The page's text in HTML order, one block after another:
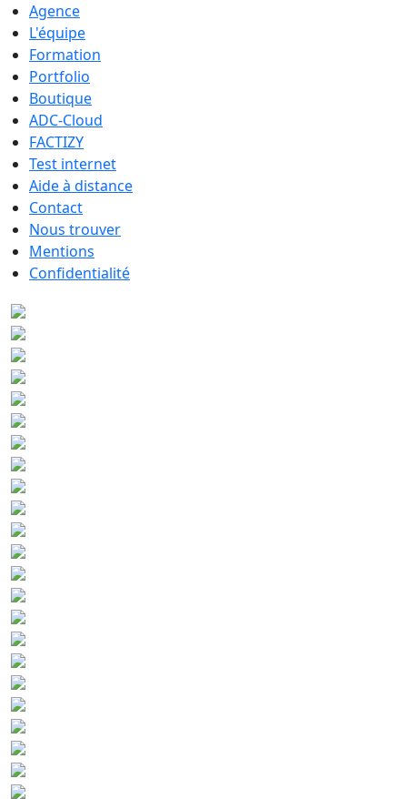
Agence
L'équipe
Formation
Portfolio
Boutique
ADC-Cloud
FACTIZY
Test internet
Aide à distance
Contact
Nous trouver
Mentions
Confidentialité